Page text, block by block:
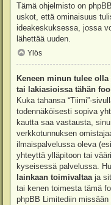
Tämä ohjelmisto on
uskot, että ominaisuus
ideakeskuksessa , jossa
lähettää uuden.
Ylös
Keneen minun tulee
tai lakiasioissa tähän
Kuka tahansa “Tiimi”-
todennäköisesti sopiva
kautta saa vastausta,
verkkotunnuksen
ilmaispalvelussa oleva
yhteyttä ylläpitoon tai
kyseisessä palvelussa.
lainkaan toimivaltaaja
tai kenen toimesta tämä
phpBB Limitediin